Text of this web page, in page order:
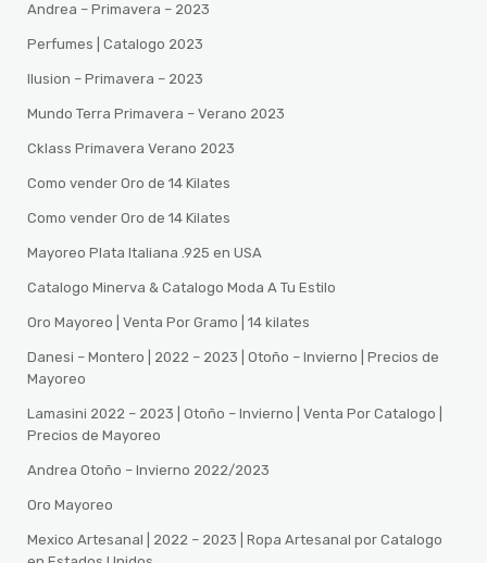
Andrea – Primavera – 2023
Perfumes | Catalogo 2023
Ilusion – Primavera – 2023
Mundo Terra Primavera – Verano 2023
Cklass Primavera Verano 2023
Como vender Oro de 14 Kilates
Como vender Oro de 14 Kilates
Mayoreo Plata Italiana .925 en USA
Catalogo Minerva & Catalogo Moda A Tu Estilo
Oro Mayoreo | Venta Por Gramo | 14 kilates
Danesi – Montero | 2022 – 2023 | Otoño – Invierno | Precios de
Mayoreo
Lamasini 2022 – 2023 | Otoño – Invierno | Venta Por Catalogo |
Precios de Mayoreo
Andrea Otoño – Invierno 2022/2023
Oro Mayoreo
Mexico Artesanal | 2022 – 2023 | Ropa Artesanal por Catalogo